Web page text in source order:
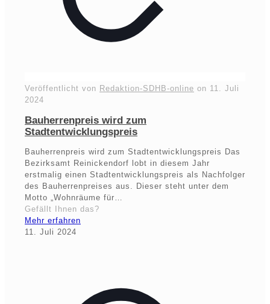
Veröffentlicht von Redaktion-SDHB-online on 11. Juli
2024
Bauherrenpreis wird zum
Stadtentwicklungspreis
Bauherrenpreis wird zum Stadtentwicklungspreis Das
Bezirksamt Reinickendorf lobt in diesem Jahr
erstmalig einen Stadtentwicklungspreis als Nachfolger
des Bauherrenpreises aus. Dieser steht unter dem
Motto „Wohnräume für…
Gefällt Ihnen das?
Mehr erfahren
11. Juli 2024